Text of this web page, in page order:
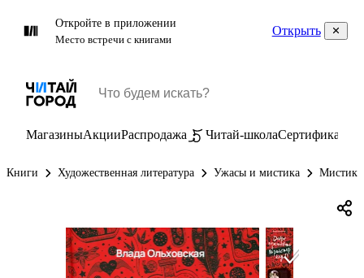
Откройте в приложении
Место встречи с книгами
Открыть
МагазиныАкцииРаспродажа Читай-школаСертификаты
Книги Художественная литература Ужасы и мистика Мистика